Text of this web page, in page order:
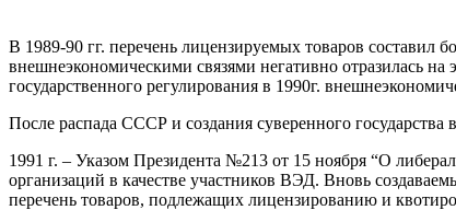
В 1989-90 гг. перечень лицензируемых товаров составил
внешнеэкономическими связями негативно отразилась
государственного регулирования в 1990г.
После распада СССР и создания суверенного
1991 г. – Указом Президента №213 от 15 ноября “О
организаций в качестве участников ВЭД. Вновь
перечень товаров, подлежащих лицензированию и